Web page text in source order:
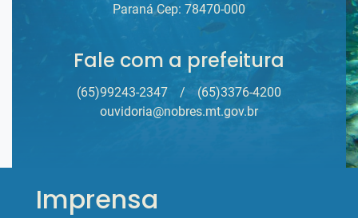
Paraná Cep: 78470-000
Fale com a prefeitura
(65)99243-2347 /
(65)3376-4200
ouvidoria@nobres.mt.gov.br
Imprensa